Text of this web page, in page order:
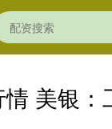
美银